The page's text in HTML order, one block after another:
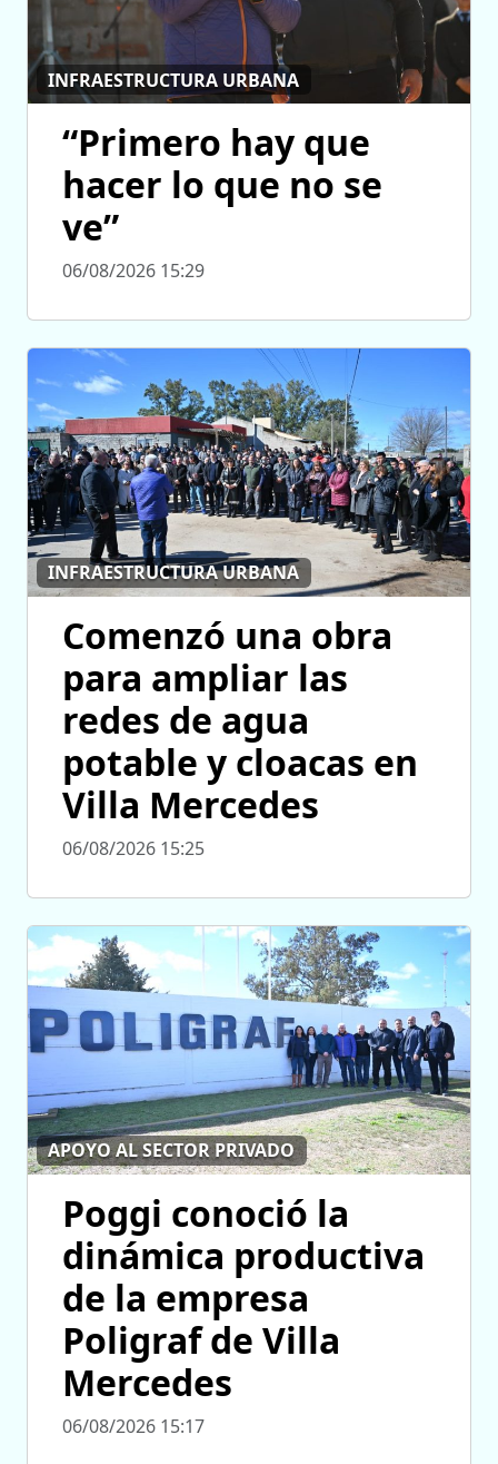
INFRAESTRUCTURA URBANA
“Primero hay que
hacer lo que no se
ve”
06/08/2026 15:29
INFRAESTRUCTURA URBANA
Comenzó una obra
para ampliar las
redes de agua
potable y cloacas en
Villa Mercedes
06/08/2026 15:25
APOYO AL SECTOR PRIVADO
Poggi conoció la
dinámica productiva
de la empresa
Poligraf de Villa
Mercedes
06/08/2026 15:17